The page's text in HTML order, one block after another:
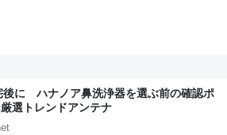
後に ハナノア鼻洗浄器を選ぶ前の確認ポ
選トレンドアンテナ